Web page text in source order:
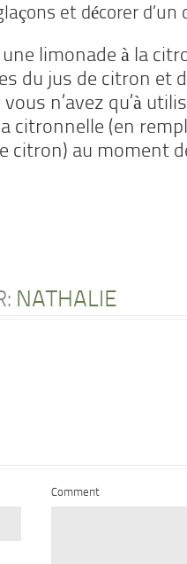
et décorer
limonade à la
du jus de citron et
n’avez qu’à
citronnelle (en
citron) au moment
NATHALIE
Comment